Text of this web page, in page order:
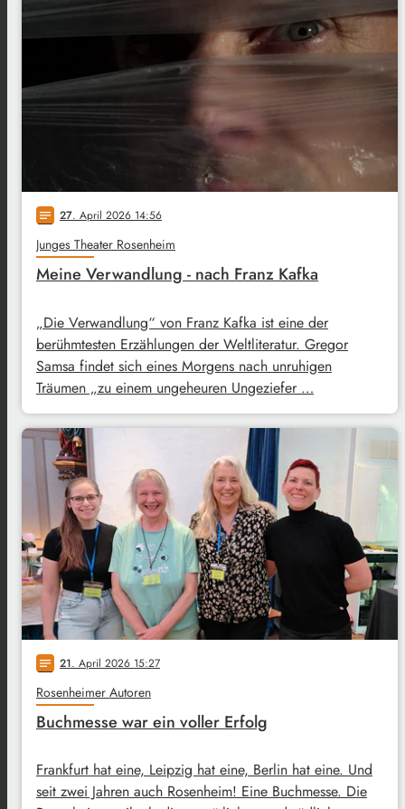
notes 27. April 2026 14:56
Junges Theater Rosenheim
Meine Verwandlung - nach Franz Kafka
„Die Verwandlung“ von Franz Kafka ist eine der
berühmtesten Erzählungen der Weltliteratur. Gregor
Samsa findet sich eines Morgens nach unruhigen
Träumen „zu einem ungeheuren Ungeziefer …
notes 21. April 2026 15:27
Rosenheimer Autoren
Buchmesse war ein voller Erfolg
Frankfurt hat eine, Leipzig hat eine, Berlin hat eine. Und
seit zwei Jahren auch Rosenheim! Eine Buchmesse. Die